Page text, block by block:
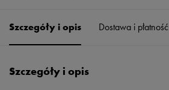
Szczegóły i opis Dostawa i płatność
Szczegóły i opis